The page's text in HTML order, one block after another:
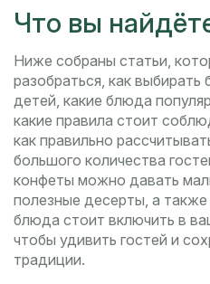
Что вы
Ниже собраны статьи,
разобраться, как
детей, какие блюда
какие правила стоит
как правильно
большого количества
конфеты можно давать
полезные десерты, а
блюда стоит включить в
чтобы удивить гостей и
традиции.